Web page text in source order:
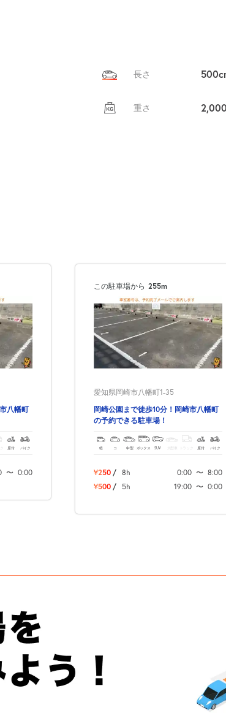
長さ
重さ
八幡町
原付 バイク
〜 0:00
この駐車場から 255m
愛知県岡崎市八幡町1-35
岡崎公園まで徒歩10分！岡崎市八幡町
の予約できる駐車場！
軽 コ 中型 ボックス SUV 大型車 トラック 原付 バイク
¥250 / 8h 0:00 〜 8:00
¥500 / 5h 19:00 〜 0:00